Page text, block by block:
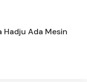
Hadju Ada Mesin